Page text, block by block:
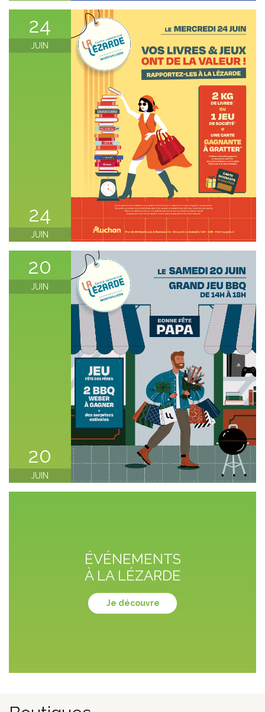
24
JUIN
24
JUIN
20
JUIN
20
JUIN
ÉVÉNEMENTS
À LA LÉZARDE
Je découvre